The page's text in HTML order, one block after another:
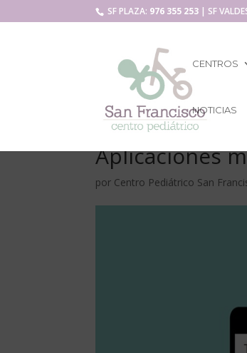
SF PLAZA: 976 355 253 | SF
CENTROS
NOTICIAS
Aplicaciones
por Centro Pediátrico San